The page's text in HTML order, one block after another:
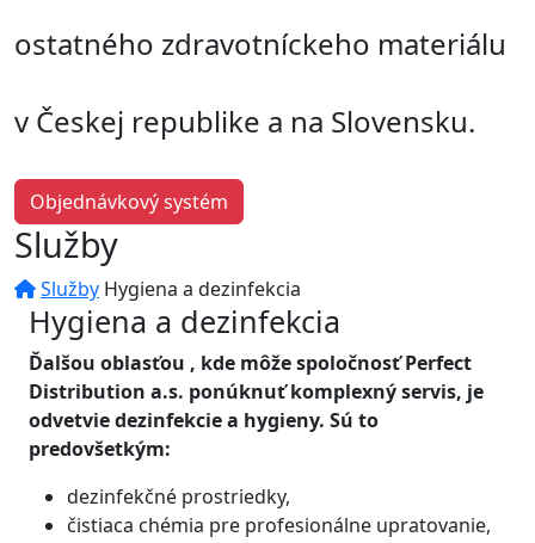
ostatného zdravotníckeho materiálu
v Českej republike a na Slovensku.
Objednávkový systém
Služby
Služby Hygiena a dezinfekcia
Hygiena a dezinfekcia
Ďalšou oblasťou , kde môže spoločnosť Perfect
Distribution a.s. ponúknuť komplexný servis, je
odvetvie dezinfekcie a hygieny. Sú to
predovšetkým:
dezinfekčné prostriedky,
čistiaca chémia pre profesionálne upratovanie,